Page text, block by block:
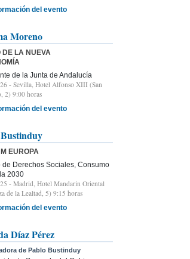
del evento
Moreno
DE LA NUEVA
de la Junta de Andalucía
- Sevilla, Hotel Alfonso XIII (San
2) 9:00 horas
del evento
EUROPA
de Derechos Sociales, Consumo
2030
- Madrid, Hotel Mandarin Oriental
de la Lealtad, 5) 9:15 horas
del evento
Díaz Pérez
de Pablo Bustinduy